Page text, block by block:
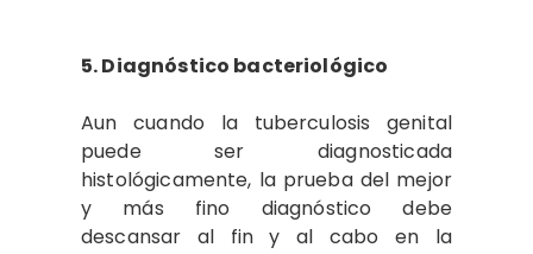
5. Diagnóstico bacteriológico
Aun cuando la tuberculosis genital
puede ser diagnosticada
histológicamente, la prueba del mejor
y más fino diagnóstico debe
descansar al fin y al cabo en la